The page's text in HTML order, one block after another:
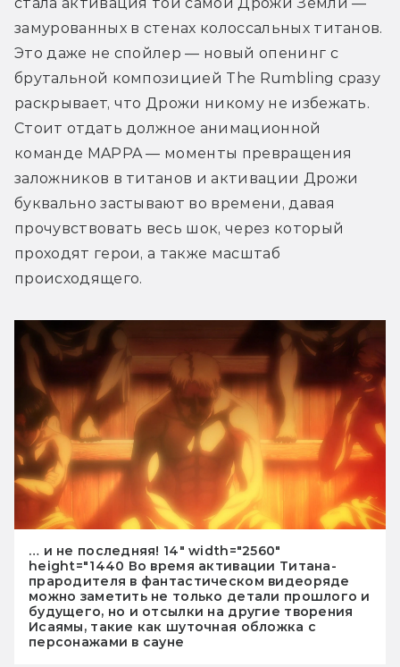
стала активация той самой Дрожи Земли —
замурованных в стенах колоссальных титанов.
Это даже не спойлер — новый опенинг с
брутальной композицией The Rumbling сразу
раскрывает, что Дрожи никому не избежать.
Стоит отдать должное анимационной
команде MAPPA — моменты превращения
заложников в титанов и активации Дрожи
буквально застывают во времени, давая
прочувствовать весь шок, через который
проходят герои, а также масштаб
происходящего.
… и не последняя! 14" width="2560"
height="1440 Во время активации Титана-
прародителя в фантастическом видеоряде
можно заметить не только детали прошлого и
будущего, но и отсылки на другие творения
Исаямы, такие как шуточная обложка с
персонажами в сауне